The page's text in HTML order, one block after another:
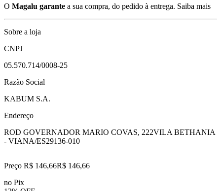
O Magalu garante a sua compra, do pedido à entrega. Saiba mais
Sobre a loja
CNPJ
05.570.714/0008-25
Razão Social
KABUM S.A.
Endereço
ROD GOVERNADOR MARIO COVAS, 222VILA BETHANIA
- VIANA/ES29136-010
Preço R$ 146,66R$ 146,66
no Pix